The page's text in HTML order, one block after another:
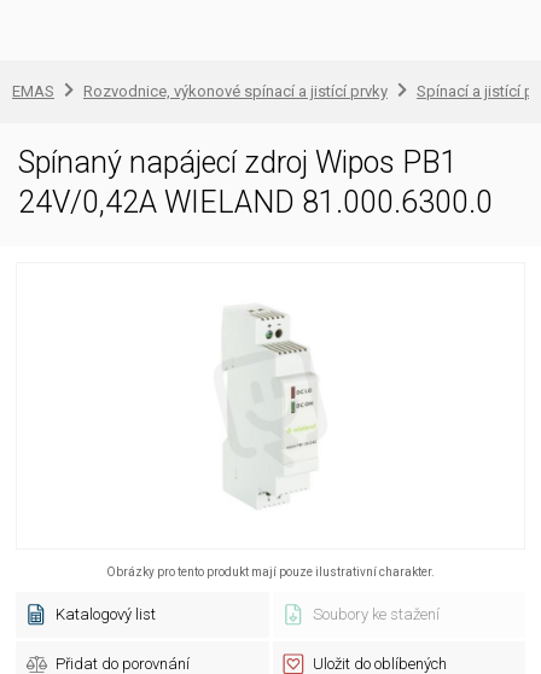
EMAS Rozvodnice, výkonové spínací a jistící prvky Spínací a jistící
Spínaný napájecí zdroj Wipos PB1
24V/0,42A WIELAND 81.000.6300.0
Obrázky pro tento produkt mají pouze ilustrativní charakter.
Katalogový list Soubory ke stažení
Přidat do porovnání Uložit do oblíbených